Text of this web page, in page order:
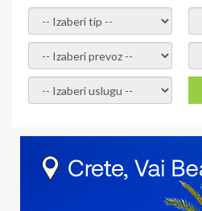
- izaberi tip -
- izaberi prevoz -
- Izaberite uslugu -